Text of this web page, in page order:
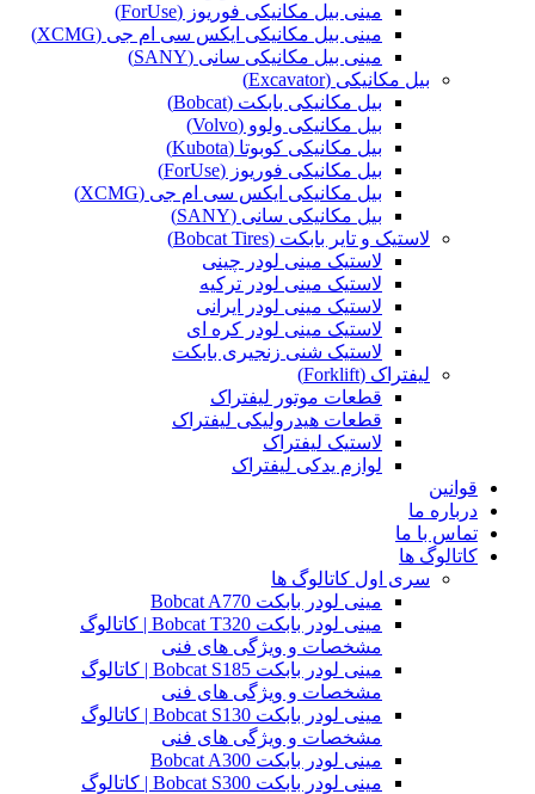
مینی بیل مکانیکی فوریوز (ForUse)
مینی بیل مکانیکی ایکس سی ام جی (XCMG)
مینی بیل مکانیکی سانی (SANY)
بیل مکانیکی (Excavator)
بیل مکانیکی بابکت (Bobcat)
بیل مکانیکی ولوو (Volvo)
بیل مکانیکی کوبوتا (Kubota)
بیل مکانیکی فوریوز (ForUse)
بیل مکانیکی ایکس سی ام جی (XCMG)
بیل مکانیکی سانی (SANY)
لاستیک و تایر بابکت (Bobcat Tires)
لاستیک مینی لودر چینی
لاستیک مینی لودر ترکیه
لاستیک مینی لودر ایرانی
لاستیک مینی لودر کره ای
لاستیک شنی زنجیری بابکت
لیفتراک (Forklift)
قطعات موتور لیفتراک
قطعات هیدرولیکی لیفتراک
لاستیک لیفتراک
لوازم یدکی لیفتراک
قوانین
درباره ما
تماس با ما
کاتالوگ ها
سری اول کاتالوگ ها
مینی لودر بابکت Bobcat A770
مینی لودر بابکت Bobcat T320 | کاتالوگ
مشخصات و ویژگی های فنی
مینی لودر بابکت Bobcat S185 | کاتالوگ
مشخصات و ویژگی های فنی
مینی لودر بابکت Bobcat S130 | کاتالوگ
مشخصات و ویژگی های فنی
مینی لودر بابکت Bobcat A300
مینی لودر بابکت Bobcat S300 | کاتالوگ